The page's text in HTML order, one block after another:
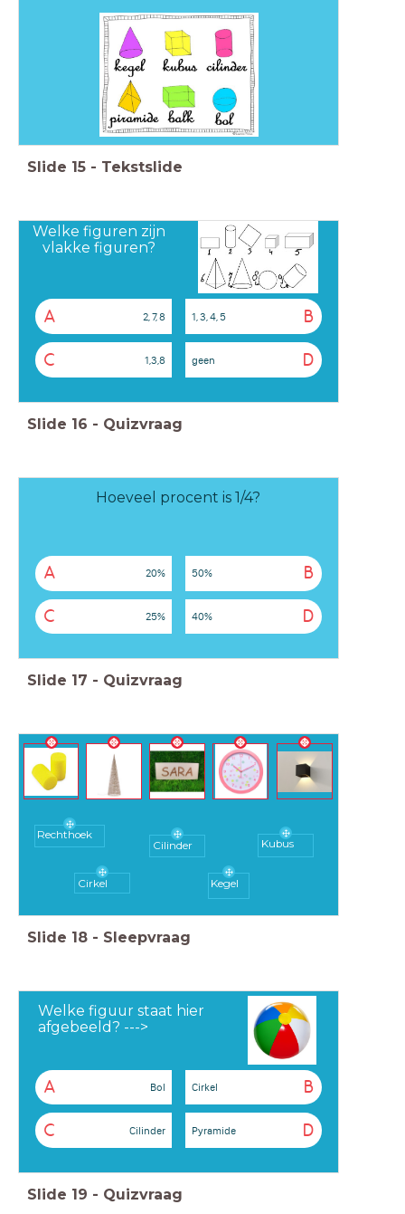
Slide 15 - Tekstslide
Welke figuren zijn
vlakke figuren?
A 2, 7, 8 B
1, 3, 4, 5
C 1,3,8 D
geen
Slide 16 - Quizvraag
Hoeveel procent is 1/4?
A 20% B
50%
C 25% D
40%
Slide 17 - Quizvraag
Rechthoek
Cirkel
Cilinder
Kegel
Kubus
Slide 18 - Sleepvraag
Welke figuur staat hier
afgebeeld? --->
A Bol B
Cirkel
C Cilinder D
Pyramide
Slide 19 - Quizvraag